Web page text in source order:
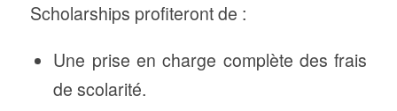
Scholarships profiteront de :
Une prise en charge complète des frais
de scolarité.